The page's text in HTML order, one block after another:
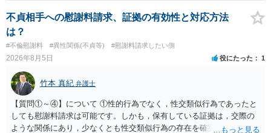
婚する、慰謝料をとるなど）ことができると思われます。 ただし、不
貞発覚後、長期間同居を続けると、不貞を許したとの評価につながる
場合がありますので、ご注意ください。 以上、ご参考まで。
不貞相手への慰謝料請求、証拠の有効性と対応方法
は？
#不倫慰謝料 #異性関係(不貞等) #慰謝料請求したい側
2026年8月5日 役にたった 1
竹本 真紀 弁護士
【質問①～④】について ①性的行為でなく，性交類似行為であったと
しても慰謝料請求は可能です。しかも，保有している証拠は，交際の
ような関係にあり，少なくとも性交類似行為の存在を確実に証明でき